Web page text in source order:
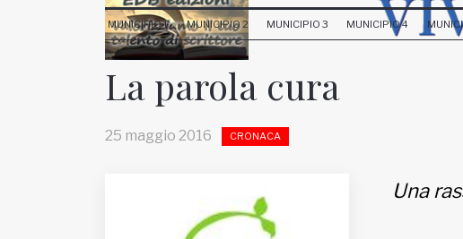
Inviateci le vostre segnalazioni
MUNICIPIO 1 MUNICIPIO 2 MUNICIPIO 3 MUNICIPIO 4
La parola cura
25 maggio 2016 CRONACA
Una